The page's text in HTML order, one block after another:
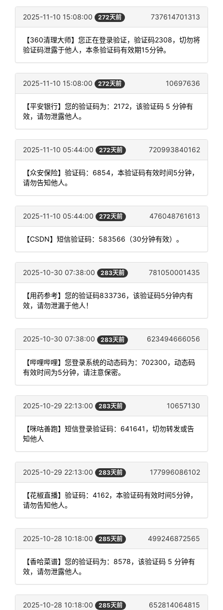
2025-11-10 15:08:00 272天前 737614701313
【360清理大师】您正在登录验证，验证码2308，切勿将
验证码泄露于他人，本条验证码有效期15分钟。
2025-11-10 15:08:00 272天前 10697636
【平安银行】您的验证码为：2172，该验证码 5 分钟有
效，请勿泄露他人。
2025-11-10 05:44:00 272天前 720993840162
【众安保险】验证码：6854，本验证码有效时间5分钟，
请勿告知他人。
2025-11-10 05:44:00 272天前 476048761613
【CSDN】短信验证码：583566（30分钟有效）。
2025-10-30 07:38:00 283天前 781050001435
【用药参考】您的验证码833736，该验证码5分钟内有
效，请勿泄漏于他人！
2025-10-30 07:38:00 283天前 623494666056
【哔哩哔哩】您登录系统的动态码为：702300，动态码
有效时间为5分钟，请注意保密。
2025-10-29 22:13:00 283天前 10657130
【咪咕善跑】短信登录验证码：641641，切勿转发或告
知他人
2025-10-29 22:13:00 283天前 177996086102
【花椒直播】验证码：4162，本验证码有效时间5分钟，
请勿告知他人。
2025-10-28 10:18:00 285天前 499246872565
【香哈菜谱】您的验证码为：8578，该验证码 5 分钟有
效，请勿泄露他人。
2025-10-28 10:18:00 285天前 652814064815